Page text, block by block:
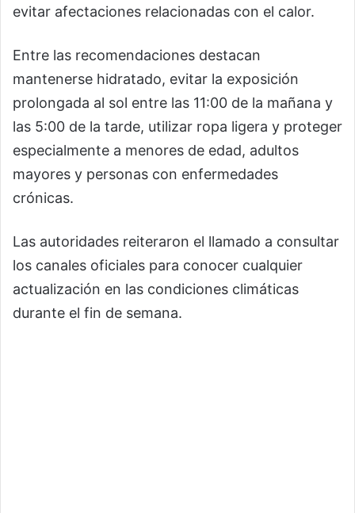
evitar afectaciones relacionadas con el calor.
Entre las recomendaciones destacan
mantenerse hidratado, evitar la exposición
prolongada al sol entre las 11:00 de la mañana y
las 5:00 de la tarde, utilizar ropa ligera y proteger
especialmente a menores de edad, adultos
mayores y personas con enfermedades
crónicas.
Las autoridades reiteraron el llamado a consultar
los canales oficiales para conocer cualquier
actualización en las condiciones climáticas
durante el fin de semana.